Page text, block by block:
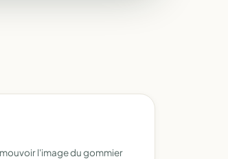
l'image du gommier